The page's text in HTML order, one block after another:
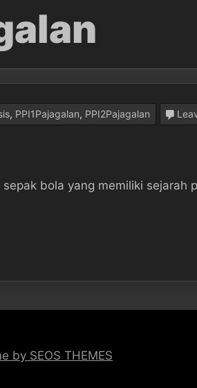
, PPI1Pajagalan, PPI2Pajagalan
bola yang memiliki sejarah
by SEOS THEMES